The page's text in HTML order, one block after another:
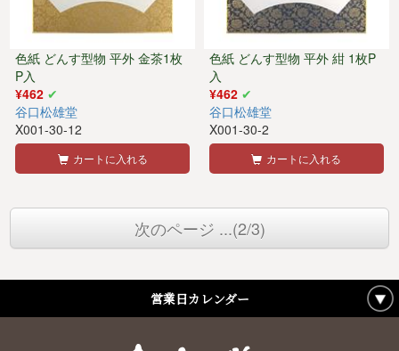
色紙 どんす型物 平外 金茶1枚
P入
¥462
谷口松雄堂
X001-30-12
カートに入れる
色紙 どんす型物 平外 紺 1枚P
入
¥462
谷口松雄堂
X001-30-2
カートに入れる
次のページ ...(2/3)
営業日カレンダー